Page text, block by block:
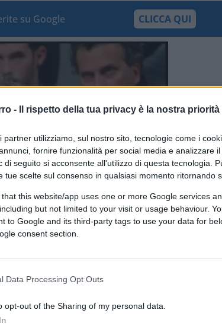
- Il rispetto della tua privacy è la nostra priorità
partner utilizziamo, sul nostro sito, tecnologie come i
fornire funzionalità per social media e analizzare il
di seguito si acconsente all'utilizzo di questa tecnologia.
tue scelte sul consenso in qualsiasi momento ritornando
that this website/app uses one or more Google services
but not limited to your visit or usage behaviour.
to Google and its third-party tags to use your data for
consent section.
Data Processing Opt Outs
opt-out of the Sharing of my personal data.
su Google CLICCA QUI
abbia cambiato idea. In questo filmato di
su manifestazioni e svuotacarceri
di ieri è il capo della spedizione della